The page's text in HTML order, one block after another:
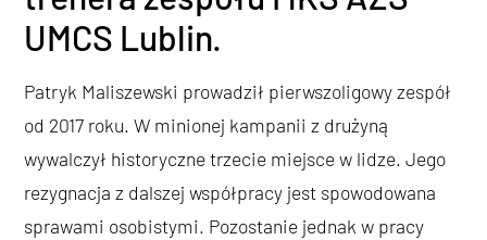
UMCS Lublin.
Patryk Maliszewski prowadził pierwszoligowy zespół
od 2017 roku. W minionej kampanii z drużyną
wywalczył historyczne trzecie miejsce w lidze. Jego
rezygnacja z dalszej współpracy jest spowodowana
sprawami osobistymi. Pozostanie jednak w pracy